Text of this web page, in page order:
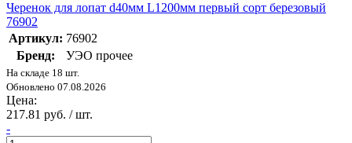
Черенок для лопат d40мм L1200мм первый сорт березовый
76902
Артикул: 76902
Бренд:
УЭО прочее
На складе 18 шт.
Обновлено 07.08.2026
Цена:
217.81 руб. / шт.
-